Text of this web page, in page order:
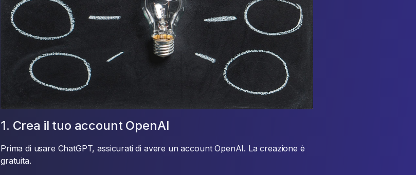
1. Crea il tuo account OpenAI
Prima di usare ChatGPT, assicurati di avere un account OpenAI. La creazione è
gratuita.